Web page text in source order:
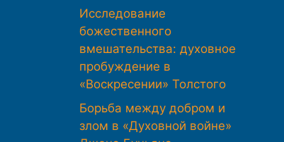
Исследование
божественного
вмешательства: духовное
пробуждение в
«Воскресении» Толстого
Борьба между добром и
злом в «Духовной войне»